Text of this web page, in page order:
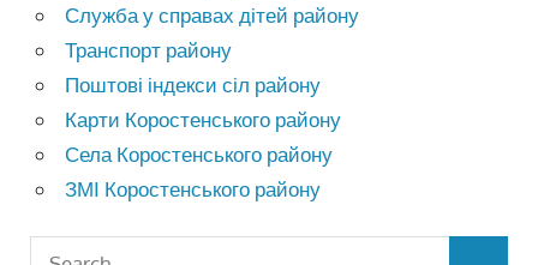
Служба у справах дітей району
Транспорт району
Поштові індекси сіл району
Карти Коростенського району
Села Коростенського району
ЗМІ Коростенського району